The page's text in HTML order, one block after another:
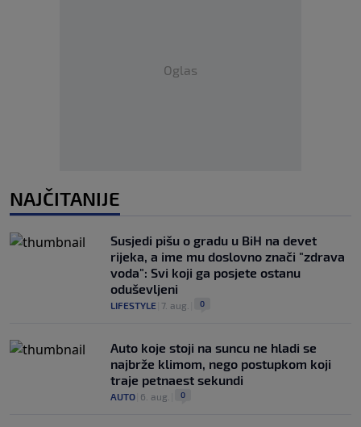
Oglas
NAJČITANIJE
Susjedi pišu o gradu u BiH na devet
rijeka, a ime mu doslovno znači "zdrava
voda": Svi koji ga posjete ostanu
oduševljeni
LIFESTYLE 7. aug. 0
Auto koje stoji na suncu ne hladi se
najbrže klimom, nego postupkom koji
traje petnaest sekundi
AUTO 6. aug. 0